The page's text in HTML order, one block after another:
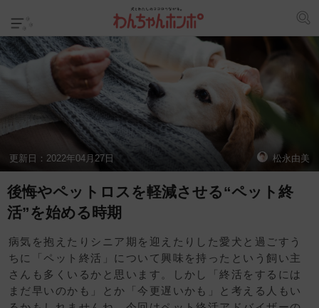
更新日： 2022年04月27日 松永由美
後悔やペットロスを軽減させる“ペット終
活”を始める時期
病気を抱えたりシニア期を迎えたりした愛犬と過ごすう
ちに「ペット終活」について興味を持ったという飼い主
さんも多くいるかと思います。しかし「終活をするには
まだ早いのかも」とか「今更遅いかも」と考える人もい